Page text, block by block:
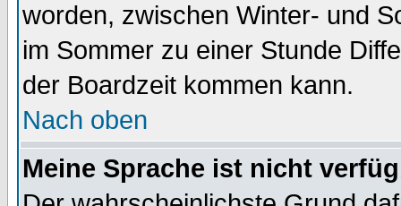
worden, zwischen Winter- und
im Sommer zu einer Stunde
der Boardzeit kommen kann.
Nach oben
Meine Sprache ist nicht